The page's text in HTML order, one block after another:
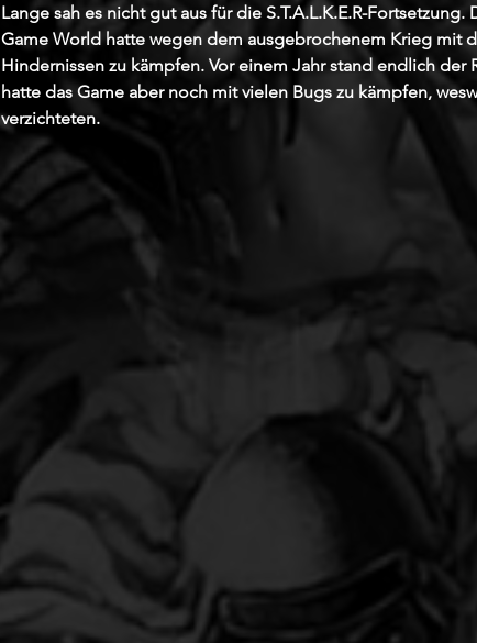
Lange sah es nicht gut aus für die S.T.A.L.K.E.R-
Game World hatte wegen dem ausgebrochenem Krieg mit
Hindernissen zu kämpfen. Vor einem Jahr stand endlich der
hatte das Game aber noch mit vielen Bugs zu kämpfen,
verzichteten.